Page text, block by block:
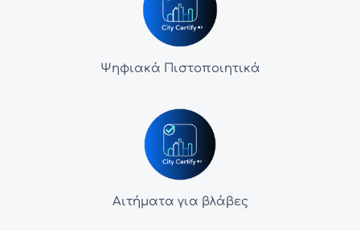
Ψηφιακά Πιστοποιητικά
Αιτήματα για βλάβες